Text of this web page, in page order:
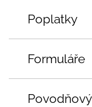
Poplatky
Formuláře